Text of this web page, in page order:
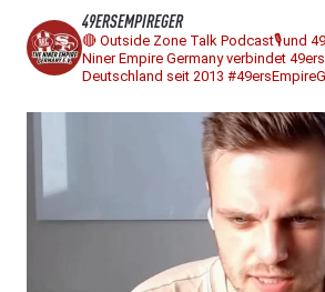
49ERSEMPIREGER
🔴 Outside Zone Talk Podcast🎙️und
Niner Empire Germany verbindet
Deutschland seit 2013